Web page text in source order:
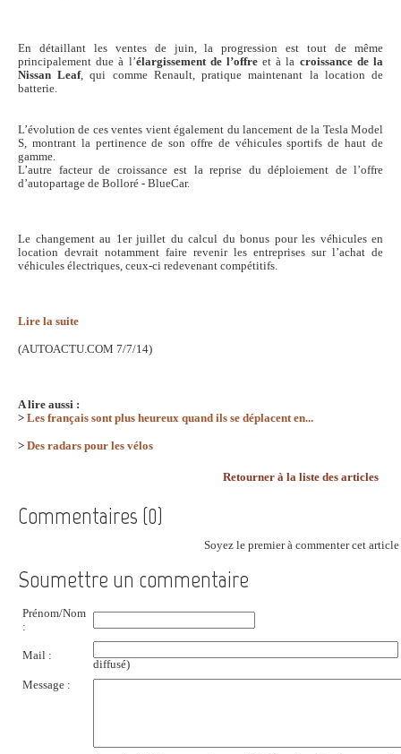
En détaillant les ventes de juin, la progression est tout de même
principalement due à l’élargissement de l’offreet à la croissance de la
Nissan Leaf, qui comme Renault, pratique maintenant la location de
batterie.
L’évolution de ces ventes vient également du lancement de la Tesla Model
S, montrant la pertinence de son offre de véhicules sportifs de haut de
gamme.
L’autre facteur de croissance est la reprise du déploiement de l’offre
d’autopartage de Bolloré - BlueCar.
Le changement au 1er juillet du calcul du bonus pour les véhicules en
location devrait notamment faire revenir les entreprises sur l’achat de
véhicules électriques, ceux-ci redevenant compétitifs.
Lire la suite
(AUTOACTU.COM 7/7/14)
A lire aussi :
> Les français sont plus heureux quand ils se déplacent en...
> Des radars pour les vélos
Retourner à la liste des articles
Commentaires (0)
Soyez le premier à commenter cet article
Soumettre un commentaire
Prénom/Nom
:
Mail :
diffusé)
Message :